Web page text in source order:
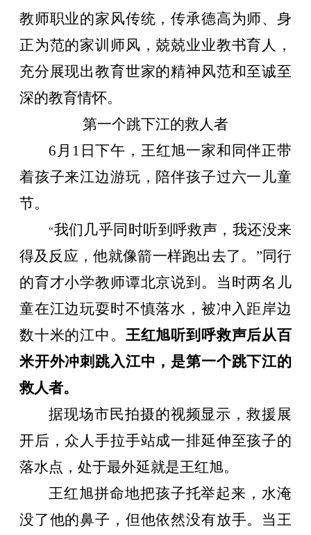
教师职业的家风传统，传承德高为师、身
正为范的家训师风，兢兢业业教书育人，
充分展现出教育世家的精神风范和至诚至
深的教育情怀。
第一个跳下江的救人者
6 月 1 日下午，王红旭一家和同伴正带
着孩子来江边游玩，陪伴孩子过六一儿童
节。
“我们几乎同时听到呼救声，我还没来
得及反应，他就像箭一样跑出去了。”同行
的育才小学教师谭北京说到。当时两名儿
童在江边玩耍时不慎落水，被冲入距岸边
数十米的江中。 王红旭听到呼救声后从百
米开外冲刺跳入江中，是第一个跳下江的
救人者。
据现场市民拍摄的视频显示，救援展
开后，众人手拉手站成一排延伸至孩子的
落水点，处于最外延就是王红旭。
王红旭拼命地把孩子托举起来，水淹
没了他的鼻子，但他依然没有放手。当王